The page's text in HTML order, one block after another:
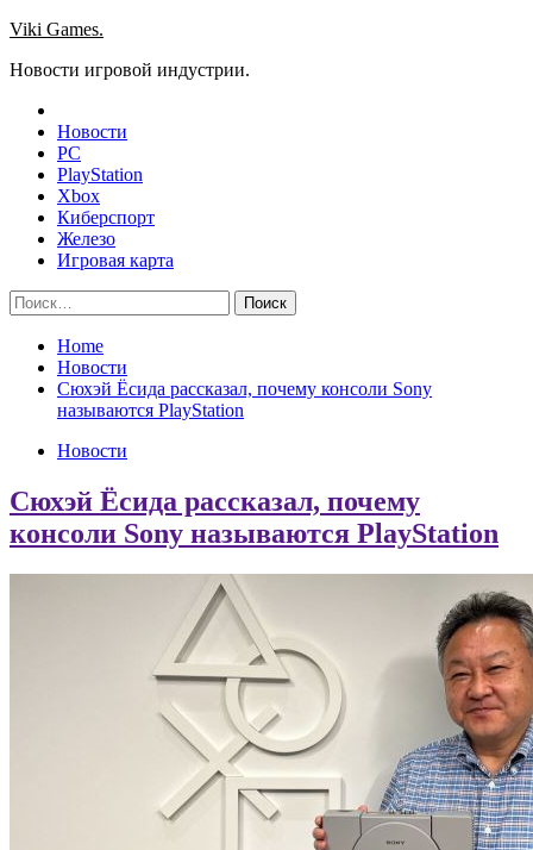
Skip
content
Viki Games.
Новости игровой индустрии.
Новости
PC
PlayStation
Xbox
Киберспорт
Железо
Игровая карта
Найти:
Home
Новости
Сюхэй Ёсида рассказал, почему консоли Sony
называются PlayStation
Новости
Сюхэй Ёсида рассказал, почему
консоли Sony называются PlayStation